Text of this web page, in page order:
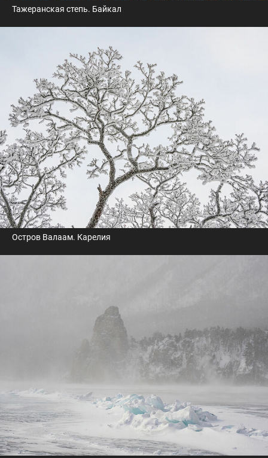
Тажеранская степь. Байкал
Остров Валаам. Карелия